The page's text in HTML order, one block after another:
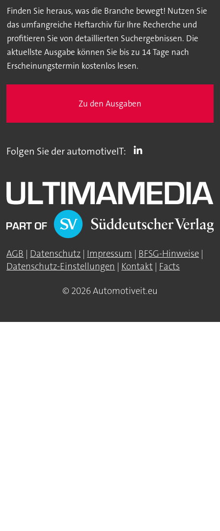
Finden Sie heraus, was die Branche bewegt! Nutzen Sie
das umfangreiche Heftarchiv für Ihre Recherche und
profitieren Sie von detaillierten Suchergebnissen. Die
aktuellste Ausgabe können Sie bis zu 14 Tage nach
Erscheinungstermin kostenlos lesen.
Zu den Ausgaben
Folgen Sie der automotiveIT:
AGB | Datenschutz | Impressum | BFSG-Hinweise |
Datenschutz-Einstellungen | Kontakt | Facts
© 2026 Automotiveit.eu